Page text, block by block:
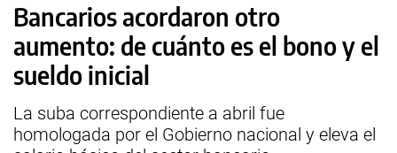
Bancarios acordaron otro
aumento: de cuánto es el bono y el
sueldo inicial
La suba correspondiente a abril fue
homologada por el Gobierno nacional y eleva el